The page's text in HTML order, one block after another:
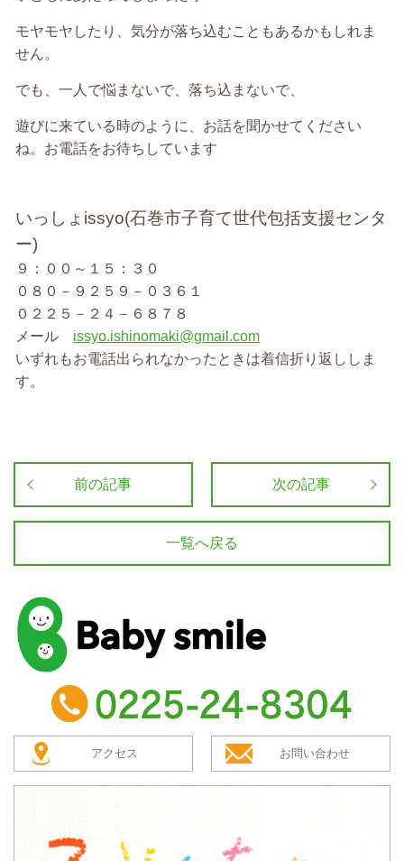
モヤモヤしたり、気分が落ち込むこともあるかもしれま
せん。
でも、一人で悩まないで、落ち込まないで、
遊びに来ている時のように、お話を聞かせてください
ね。お電話をお待ちしています
いっしょissyo(石巻市子育て世代包括支援センタ
ー)
９：００～１５：３０
０８０－９２５９－０３６１
０２２５－２４－６８７８
メール issyo.ishinomaki@gmail.com
いずれもお電話出られなかったときは着信折り返ししま
す。
前の記事 次の記事
一覧へ戻る
baby smile
TEL：0225-24-8304
アクセス お問い合わせ